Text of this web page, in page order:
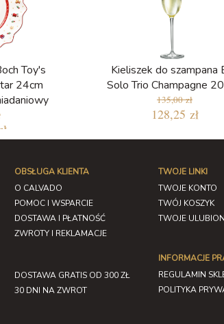
Toy's
24cm
Kieliszek do szampana
Solo Trio Champagne
135,00 zł
128,25 zł
OBSŁUGA KLIENTA
O CALVADO
POMOC I WSPARCIE
DOSTAWA I PŁATNOŚĆ
ZWROTY I REKLAMACJE
DOSTAWA GRATIS OD 300 ZŁ
30 DNI NA ZWROT
TWOJE LINKI
TWOJE KONTO
TWÓJ KOSZYK
TWOJE
INFORMACJE
REGULAMIN
POLITYKA